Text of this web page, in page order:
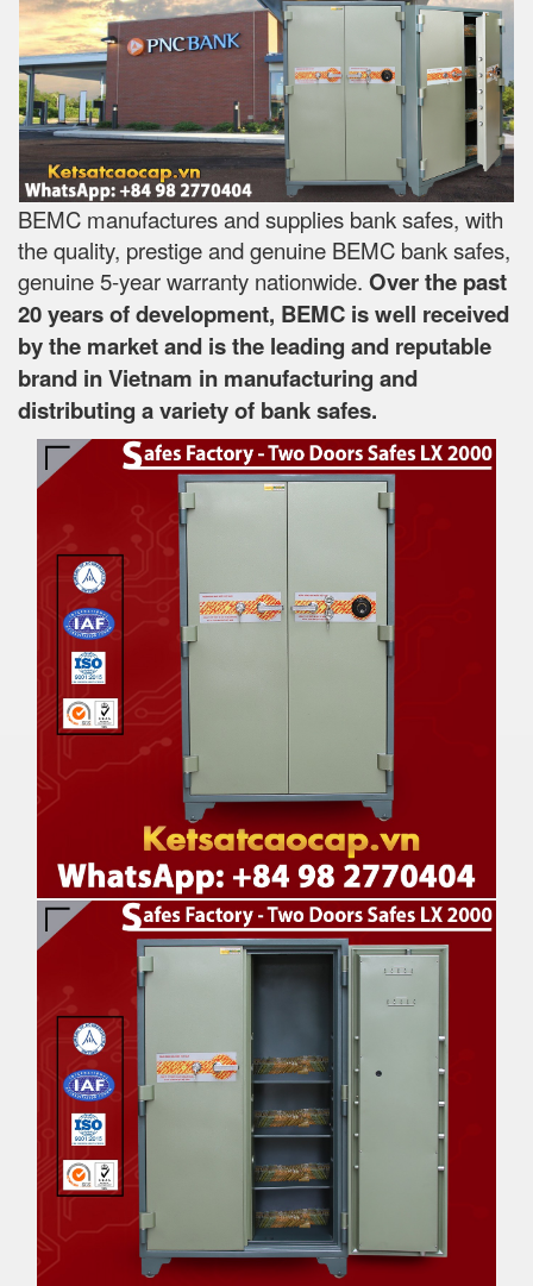
BEMC manufactures and supplies bank safes, with
the quality, prestige and genuine BEMC bank safes,
genuine 5-year warranty nationwide. Over the past
20 years of development, BEMC is well received
by the market and is the leading and reputable
brand in Vietnam in manufacturing and
distributing a variety of bank safes.